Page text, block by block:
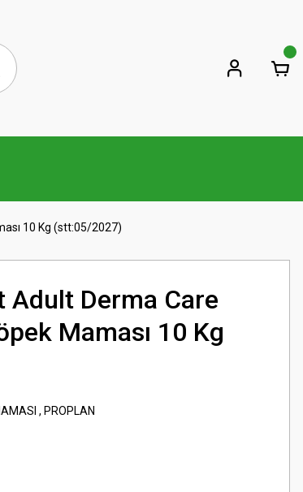
10 Kg (stt:05/2027)
Derma Care
Maması 10 Kg
, PROPLAN